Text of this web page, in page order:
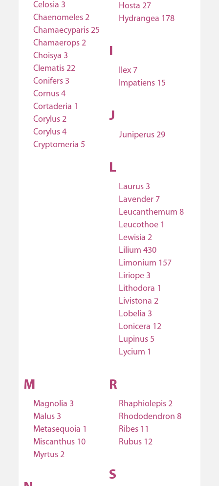
Celosia 3
Chaenomeles 2
Chamaecyparis 25
Chamaerops 2
Choisya 3
Clematis 22
Conifers 3
Cornus 4
Cortaderia 1
Corylus 2
Corylus 4
Cryptomeria 5
Hosta 27
Hydrangea 178
I
Ilex 7
Impatiens 15
J
Juniperus 29
L
Laurus 3
Lavender 7
Leucanthemum 8
Leucothoe 1
Lewisia 2
Lilium 430
Limonium 157
Liriope 3
Lithodora 1
Livistona 2
Lobelia 3
Lonicera 12
Lupinus 5
Lycium 1
M
Magnolia 3
Malus 3
Metasequoia 1
Miscanthus 10
Myrtus 2
R
Rhaphiolepis 2
Rhododendron 8
Ribes 11
Rubus 12
S